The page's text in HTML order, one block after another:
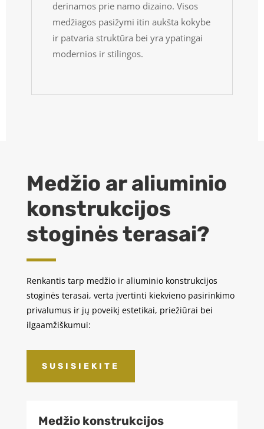
derinamos prie namo dizaino. Visos
medžiagos pasižymi itin aukšta kokybe
ir patvaria struktūra bei yra ypatingai
modernios ir stilingos.
Medžio ar aliuminio
konstrukcijos
stoginės terasai?
Renkantis tarp medžio ir aliuminio konstrukcijos
stoginės terasai, verta įvertinti kiekvieno pasirinkimo
privalumus ir jų poveikį estetikai, priežiūrai bei
ilgaamžiškumui:
SUSISIEKITE
Medžio konstrukcijos